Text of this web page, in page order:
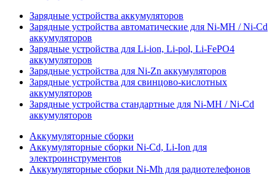
Зарядные устройства аккумуляторов
Зарядные устройства автоматические для Ni-MH / Ni-Cd
аккумуляторов
Зарядные устройства для Li-ion, Li-pol, Li-FePO4
аккумуляторов
Зарядные устройства для Ni-Zn аккумуляторов
Зарядные устройства для свинцово-кислотных
аккумуляторов
Зарядные устройства стандартные для Ni-MH / Ni-Cd
аккумуляторов
Аккумуляторные сборки
Аккумуляторные сборки Ni-Cd, Li-Ion для
электроинструментов
Аккумуляторные сборки Ni-Mh для радиотелефонов